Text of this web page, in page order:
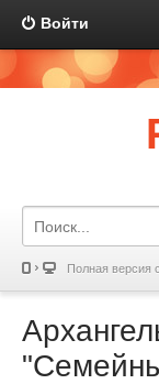
Войти
Полная версия